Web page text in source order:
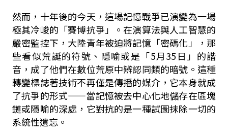
然而，十年後的今天，這場記憶戰爭已演變為一場
極其冷峻的「賽博抗爭」。在演算法與人工智慧的
嚴密監控下，大陸青年被迫將記憶「密碼化」，那
些看似荒誕的符號、隱喻或是「5月35日」的諧
音，成了他們在數位荒原中辨認同類的暗號。這種
轉變標誌著技術不再僅是傳播的媒介，它本身就成
了抗爭的形式——當記憶被去中心化地儲存在區塊
鏈或隱喻的深處，它對抗的是一種試圖抹除一切的
系統性遺忘。